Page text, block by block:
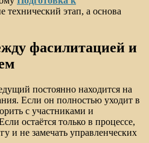
технический этап, а основа
фасилитацией и
постоянно находится на
Если он полностью уходит в
с участниками и
остаётся только в процессе,
и не замечать управленческих